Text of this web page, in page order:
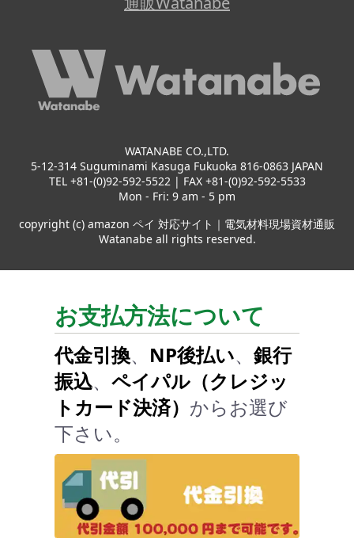
WATANABE CO.,LTD.
5-12-314 Suguminami Kasuga Fukuoka 816-0863 JAPAN
TEL +81-(0)92-592-5522 | FAX +81-(0)92-592-5533
Mon - Fri: 9 am - 5 pm
copyright (c) amazon ペイ 対応サイト｜電気材料現場資材通販
Watanabe all rights reserved.
お支払方法について
代金引換、 NP後払い、 銀行
振込、 ペイパル（クレジッ
トカード決済） からお選び
下さい。